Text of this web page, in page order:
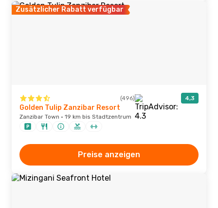
Zusätzlicher Rabatt verfügbar
(496) 4,3
Golden Tulip Zanzibar Resort
Zanzibar Town · 19 km bis Stadtzentrum
Preise anzeigen